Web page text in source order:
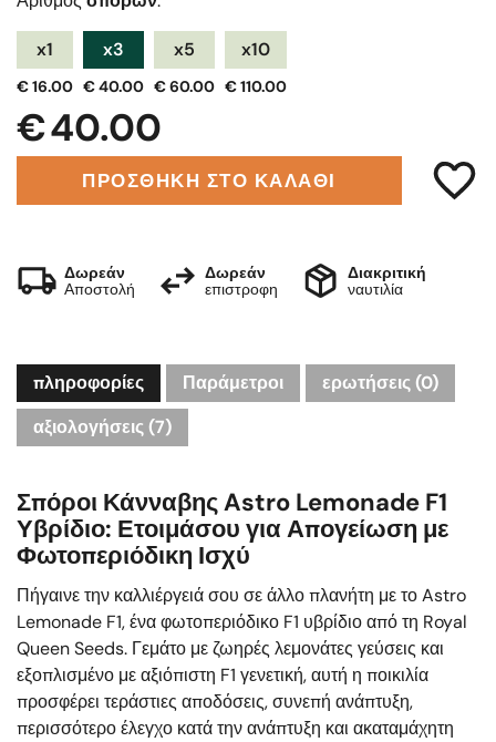
x1
€ 16.00
x3
€ 40.00
x5
€ 60.00
x10
€ 110.00
€ 40.00
ΠΡΟΣΘΗΚΗ ΣΤΟ ΚΑΛΑΘΙ
Δωρεάν
Αποστολή
Δωρεάν
επιστροφη
Διακριτική
ναυτιλία
πληροφορίες Παράμετροι ερωτήσεις (0)
αξιολογήσεις (7)
Σπόροι Κάνναβης Astro Lemonade F1
Υβρίδιο: Ετοιμάσου για Απογείωση με
Φωτοπεριόδικη Ισχύ
Πήγαινε την καλλιέργειά σου σε άλλο πλανήτη με το Astro
Lemonade F1, ένα φωτοπεριόδικο F1 υβρίδιο από τη Royal
Queen Seeds. Γεμάτο με ζωηρές λεμονάτες γεύσεις και
εξοπλισμένο με αξιόπιστη F1 γενετική, αυτή η ποικιλία
προσφέρει τεράστιες αποδόσεις, συνεπή ανάπτυξη,
περισσότερο έλεγχο κατά την ανάπτυξη και ακαταμάχητη